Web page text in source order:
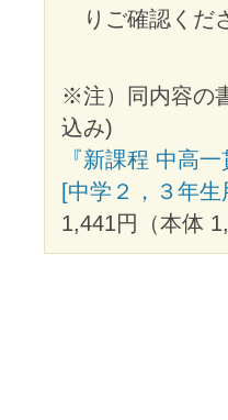
りご確認くだ
※注）同内容の
込み)
『新課程 中高
[中学２，３年生
1,441円（本体